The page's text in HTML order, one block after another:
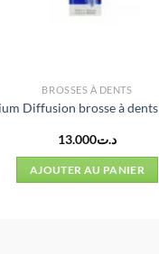
BROSSES À DENTS
Diffusion brosse à
د.ت13.000
AJOUTER AU PANIER